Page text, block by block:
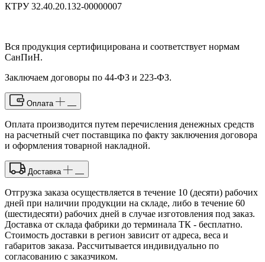
КТРУ 32.40.20.132-00000007
Вся продукция сертифицирована и соответствует нормам
СанПиН.
Заключаем договоры по 44-ФЗ и 223-ФЗ.
Оплата
Оплата производится путем перечисления денежных средств
на расчетный счет поставщика по факту заключения договора
и оформления товарной накладной.
Доставка
Отгрузка заказа осуществляется в течение 10 (десяти) рабочих
дней при наличии продукции на складе, либо в течение 60
(шестидесяти) рабочих дней в случае изготовления под заказ.
Доставка от склада фабрики до терминала ТК - бесплатно.
Стоимость доставки в регион зависит от адреса, веса и
габаритов заказа. Рассчитывается индивидуально по
согласованию с заказчиком.